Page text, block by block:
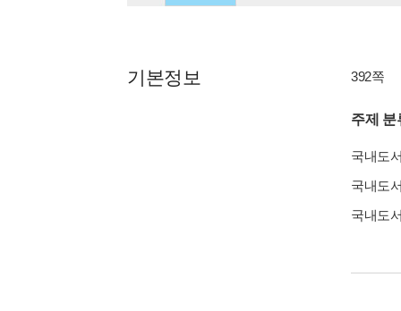
기본정보 392쪽
주제 분
국내도
국내도
국내도